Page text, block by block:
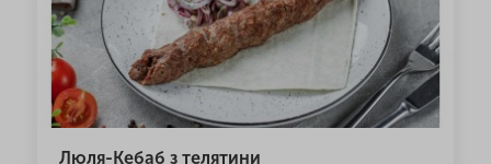
Люля-Кебаб з телятини